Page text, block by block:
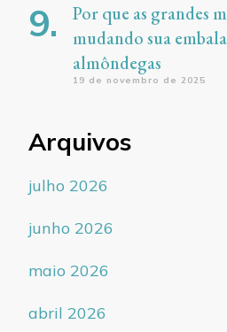
Por que as grandes
mudando sua
almôndegas
19 de novembro de 2025
Arquivos
julho 2026
junho 2026
maio 2026
abril 2026